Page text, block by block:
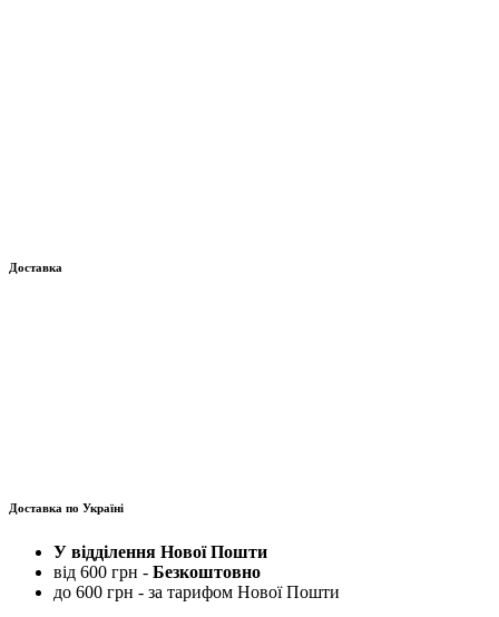
Доставка
Доставка по Україні
У відділення Нової Пошти
від 600 грн - Безкоштовно
до 600 грн - за тарифом Нової Пошти